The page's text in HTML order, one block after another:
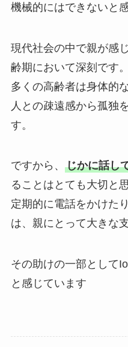
機械的にはできないと
現代社会の中で親が感
齢期において深刻です。
多くの高齢者は身体的
人との疎遠感から孤独
す。
ですから、 じかに話し
ることはとても大切と
定期的に電話をかけた
は、親にとって大きな
その助けの一部として
と感じています